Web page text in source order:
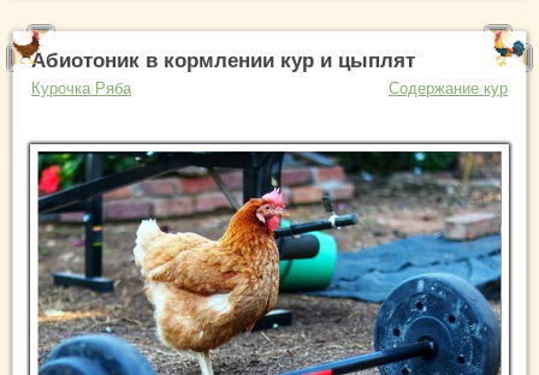
Абиотоник в кормлении кур и цыплят
Курочка Ряба Содержание кур